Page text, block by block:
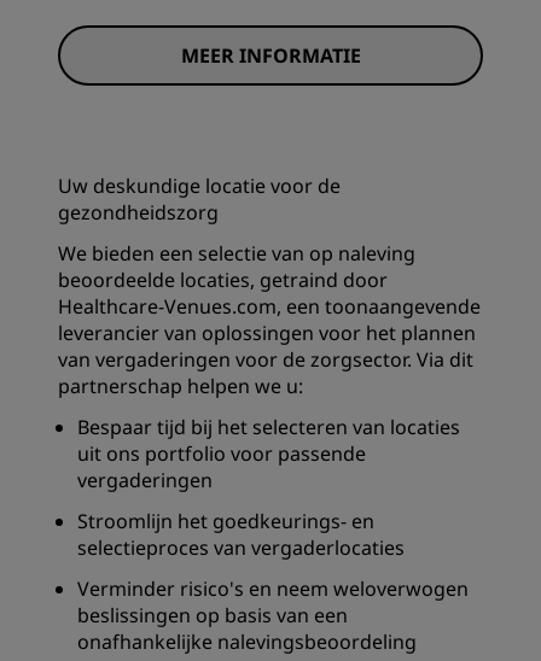
MEER INFORMATIE
Uw deskundige locatie voor de
gezondheidszorg
We bieden een selectie van op naleving
beoordeelde locaties, getraind door
Healthcare-Venues.com, een toonaangevende
leverancier van oplossingen voor het plannen
van vergaderingen voor de zorgsector. Via dit
partnerschap helpen we u:
Bespaar tijd bij het selecteren van locaties
uit ons portfolio voor passende
vergaderingen
Stroomlijn het goedkeurings- en
selectieproces van vergaderlocaties
Verminder risico's en neem weloverwogen
beslissingen op basis van een
onafhankelijke nalevingsbeoordeling